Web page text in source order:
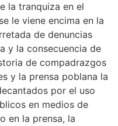
la tranquiza en el
le viene encima en la
de denuncias
y la consecuencia de
de compadrazgos
y la prensa poblana la
por el uso
en medios de
en la prensa, la